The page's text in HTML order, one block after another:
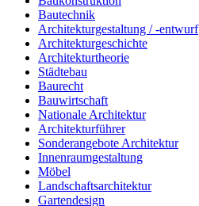
Bautechnik
Architekturgestaltung / -entwurf
Architekturgeschichte
Architekturtheorie
Städtebau
Baurecht
Bauwirtschaft
Nationale Architektur
Architekturführer
Sonderangebote Architektur
Innenraumgestaltung
Möbel
Landschaftsarchitektur
Gartendesign